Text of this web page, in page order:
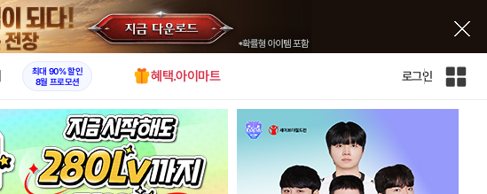
X
최대 90% 할인
8월 프로모션
혜택.아이마트 로그인
인